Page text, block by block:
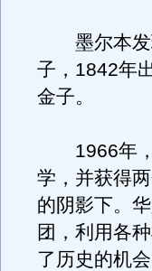
墨尔本发
子，1842年
金子。
1966年，
学，并获得
的阴影下。
团，利用各
了历史的机